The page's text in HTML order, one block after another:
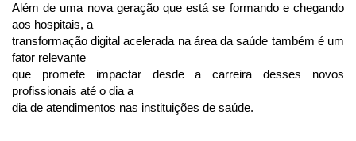
Além de uma nova geração que está se formando e chegando
aos hospitais, a
transformação digital acelerada na área da saúde também é um
fator relevante
que promete impactar desde a carreira desses novos
profissionais até o dia a
dia de atendimentos nas instituições de saúde.